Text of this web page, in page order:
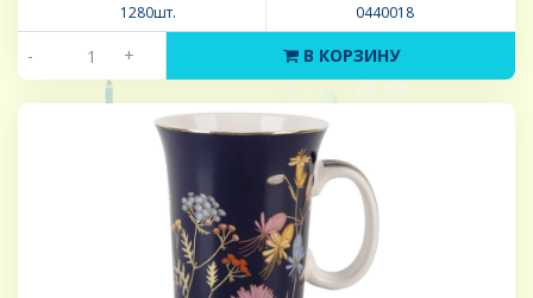
1280шт. 0440018
- + В КОРЗИНУ